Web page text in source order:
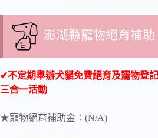
澎湖縣寵物絕育補助
✔不定期舉辦犬貓免費絕育及寵物登
三合一活動
★寵物絕育補助金：(N/A)